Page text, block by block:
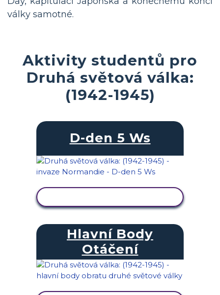
války samotné.
Aktivity studentů pro
Druhá světová válka:
(1942-1945)
D-den 5 Ws
Hlavní Body
Otáčení